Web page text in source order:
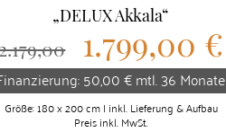
„DELUX Akkala“
1.799,00 €
50,00 € mtl. 36 Monate
Größe: 180 x 200 cm | inkl. Lieferung & Aufbau
Preis inkl. MwSt.